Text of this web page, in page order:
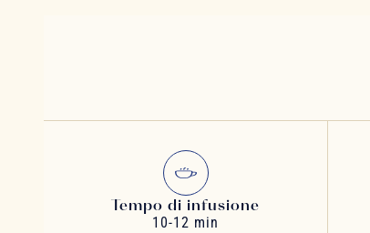
Tempo di infusione
10-12 min